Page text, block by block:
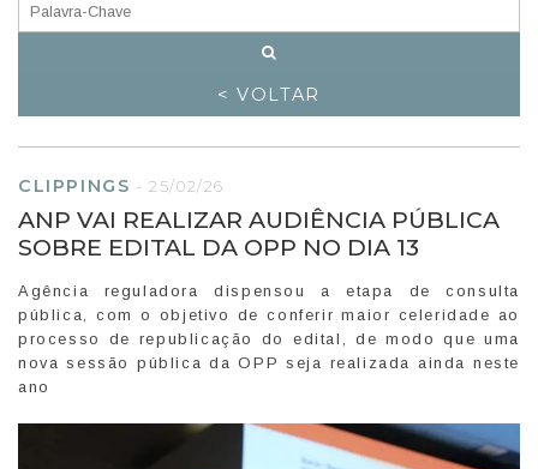
< VOLTAR
CLIPPINGS - 25/02/26
ANP VAI REALIZAR AUDIÊNCIA PÚBLICA
SOBRE EDITAL DA OPP NO DIA 13
Agência reguladora dispensou a etapa de consulta
pública, com o objetivo de conferir maior celeridade ao
processo de republicação do edital, de modo que uma
nova sessão pública da OPP seja realizada ainda neste
ano